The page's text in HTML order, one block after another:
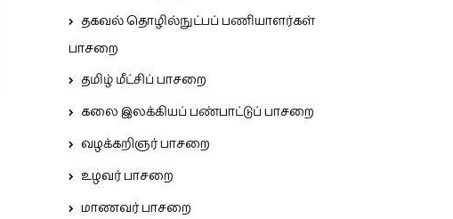
தகவல் தொழில்நுட்பப் பணியாளர்கள்
பாசறை
தமிழ் மீட்சிப் பாசறை
கலை இலக்கியப் பண்பாட்டுப் பாசறை
வழக்கறிஞர் பாசறை
உழவர் பாசறை
மாணவர் பாசறை